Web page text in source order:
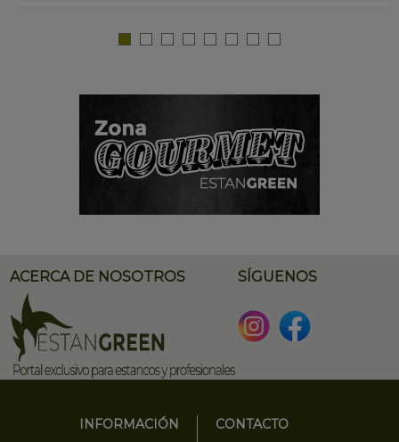
ACERCA DE NOSOTROS SÍGUENOS
INFORMACIÓN
CONTACTO